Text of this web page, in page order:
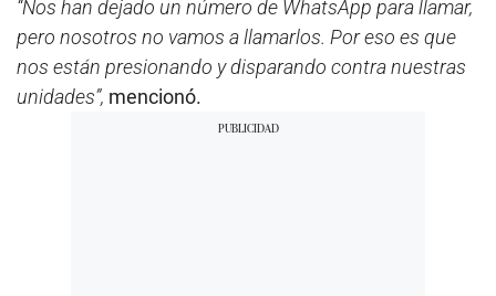
“Nos han dejado un número de WhatsApp para llamar,
pero nosotros no vamos a llamarlos. Por eso es que
nos están presionando y disparando contra nuestras
unidades”, mencionó.